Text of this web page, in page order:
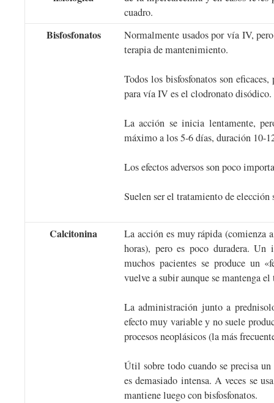
cuadro.
Bisfosfonatos
Normalmente usados por vía IV,
terapia de mantenimiento.
Todos los bisfosfonatos son
para vía IV es el clodronato disódico.
La acción se inicia lentamente,
máximo a los 5-6 días, duración 10-
Los efectos adversos son poco
Suelen ser el tratamiento de elección
Calcitonina
La acción es muy rápida (comienza
horas), pero es poco duradera. Un
muchos pacientes se produce un
vuelve a subir aunque se mantenga
La administración junto a
efecto muy variable y no suele
procesos neoplásicos (la más
Útil sobre todo cuando se precisa
es demasiado intensa. A veces se
mantiene luego con bisfosfonatos.